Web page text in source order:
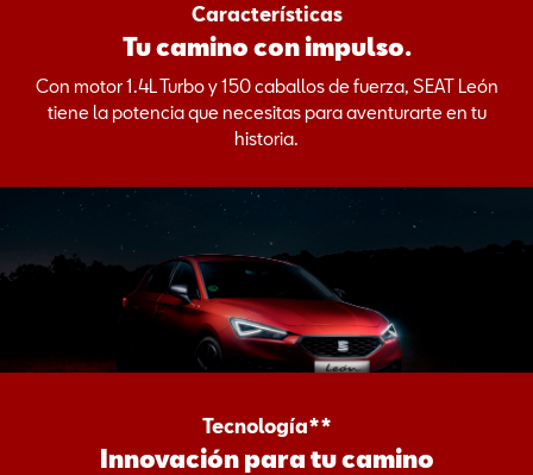
Características
Tu camino con impulso.
Con motor 1.4L Turbo y 150 caballos de fuerza, SEAT León
tiene la potencia que necesitas para aventurarte en tu
historia.
Tecnología**
Innovación para tu camino